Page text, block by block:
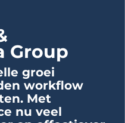
Group
groei
workflow
Met
nu veel